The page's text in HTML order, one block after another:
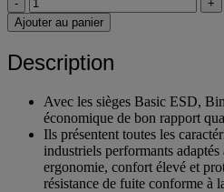
-
+
Ajouter au panier
Description
Avec les sièges Basic ESD,
économique de bon rapport
Ils présentent toutes les
industriels performants
ergonomie, confort élevé et
résistance de fuite conforme à